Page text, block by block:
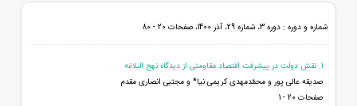
شماره و دوره : دوره 3، شماره 29، آذر 1400، صفحات 20 - 80
1. نقش دولت در پیشرفت اقتصاد مقاومتی از دیدگاه نهج البلاغه
صدیقه عالی پور و محمّدمهدی کریمی نیا* و مجتبی انصاری مقدم
صفحات 20 - 1